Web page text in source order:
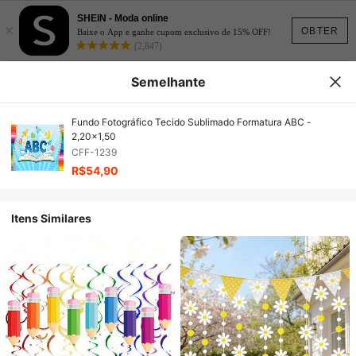
OBTER
×
SHEIN - Moda online
Baixe o App e ganhe cupom exclusivo de 15% OFF!
(2,847)
Semelhante
Fundo Fotográfico Tecido Sublimado Formatura ABC -
2,20x1,50
CFF-1239
R$54,90
Itens Similares